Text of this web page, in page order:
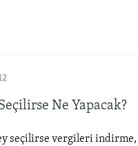
Ne Yapacak?
seçilirse vergileri indirme,